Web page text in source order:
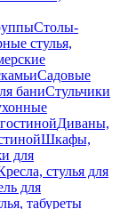
Столы-
стулья,
Садовые
баниСтульчики
Диваны,
Шкафы,
для
стулья для
для
табуреты